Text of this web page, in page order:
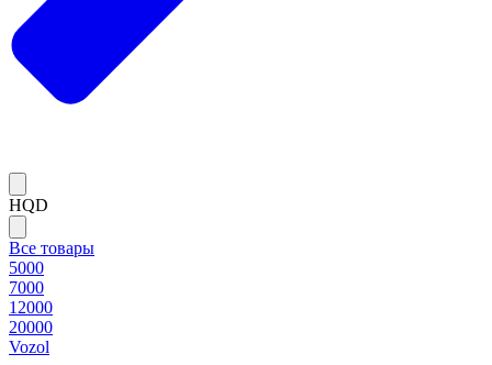
HQD
Все товары
5000
7000
12000
20000
Vozol